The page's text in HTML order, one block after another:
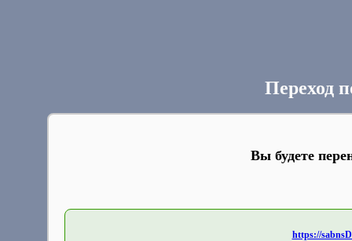
Переход
Вы будете
https://